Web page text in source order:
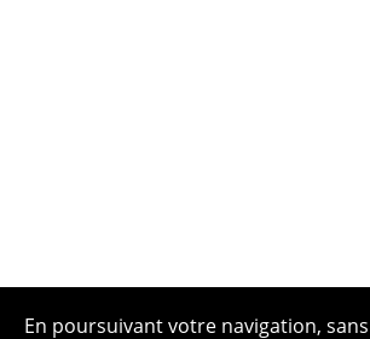
En poursuivant votre navigation,